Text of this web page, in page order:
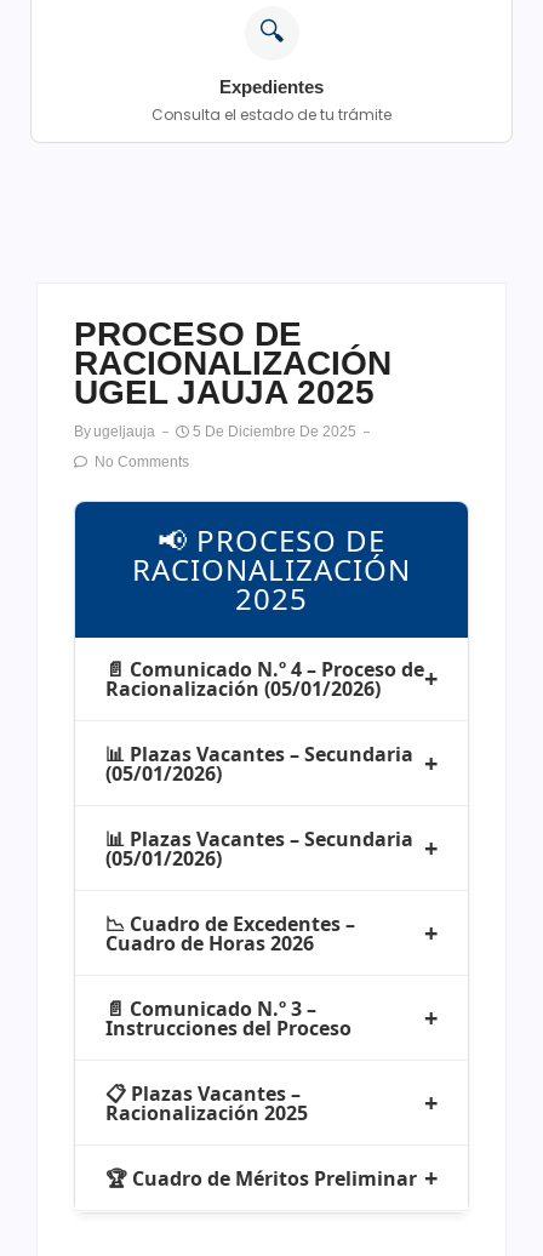
🔍
Expedientes
Consulta el estado de tu trámite
PROCESO DE
RACIONALIZACIÓN
UGEL JAUJA 2025
By Ugeljauja
5 De Diciembre De 2025
No Comments
📢 PROCESO DE
RACIONALIZACIÓN
2025
📄 Comunicado N.º 4 – Proceso de
Racionalización (05/01/2026)
📊 Plazas Vacantes – Secundaria
(05/01/2026)
📊 Plazas Vacantes – Secundaria
(05/01/2026)
📉 Cuadro de Excedentes –
Cuadro de Horas 2026
📄 Comunicado N.º 3 –
Instrucciones del Proceso
📋 Plazas Vacantes –
Racionalización 2025
🏆 Cuadro de Méritos Preliminar